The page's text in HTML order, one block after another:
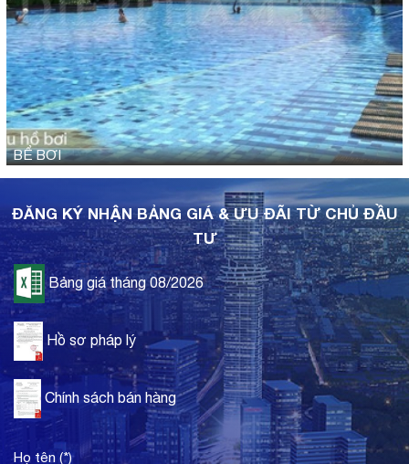
BỂ BƠI
ĐĂNG KÝ NHẬN BẢNG GIÁ & ƯU ĐÃI TỪ CHỦ ĐẦU
TƯ
Bảng giá tháng 08/2026
Hồ sơ pháp lý
Chính sách bán hàng